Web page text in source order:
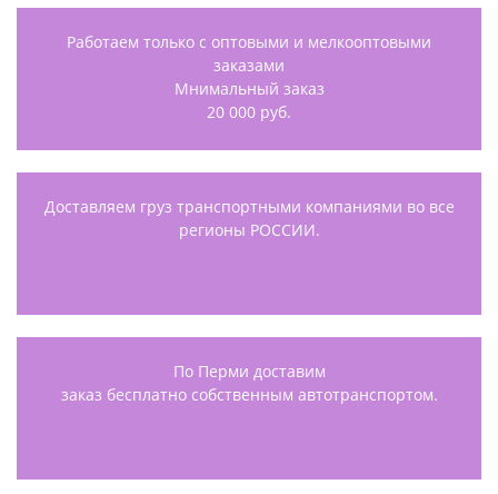
Работаем только с оптовыми и мелкооптовыми
заказами
Мнимальный заказ
20 000 руб.
Доставляем груз транспортными компаниями во все
регионы РОССИИ.
По Перми доставим
заказ бесплатно собственным автотранспортом.